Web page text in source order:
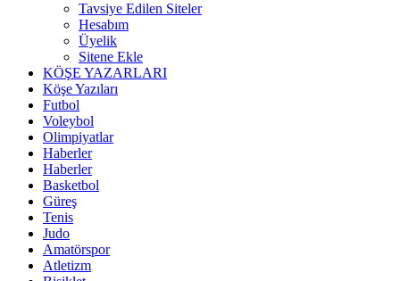
Tavsiye Edilen Siteler
Hesabım
Üyelik
Sitene Ekle
KÖŞE YAZARLARI
Köşe Yazıları
Futbol
Voleybol
Olimpiyatlar
Haberler
Haberler
Basketbol
Güreş
Tenis
Judo
Amatörspor
Atletizm